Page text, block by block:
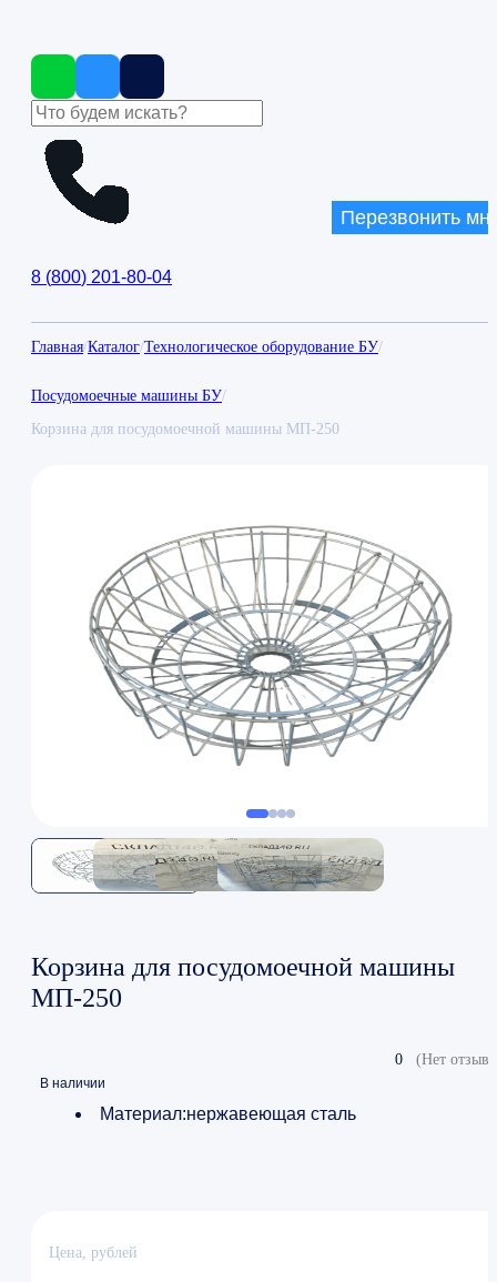
8 (800) 201-80-04
Перезвонить
Главная/Каталог/Технологическое оборудование БУ/
Посудомоечные машины БУ/
Корзина для посудомоечной машины МП-250
Корзина для посудомоечной машины
МП-250
0 (Нет
В наличии
Материал:нержавеющая сталь
Цена, рублей